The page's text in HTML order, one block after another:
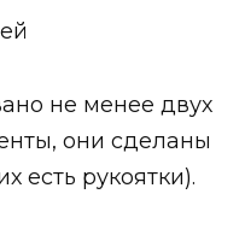
не менее двух
они сделаны
есть рукоятки).